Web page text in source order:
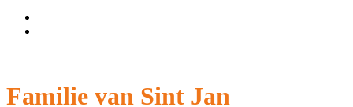
Familie van Sint Jan